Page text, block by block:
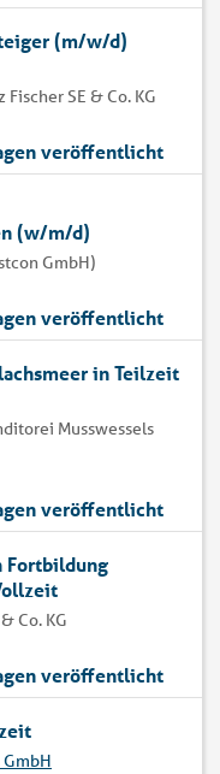
(m/w/d)
Fischer SE & Co. KG
veröffentlicht
(w/m/d)
GmbH)
veröffentlicht
in Teilzeit
Musswessels
veröffentlicht
Fortbildung
Co. KG
veröffentlicht
GmbH